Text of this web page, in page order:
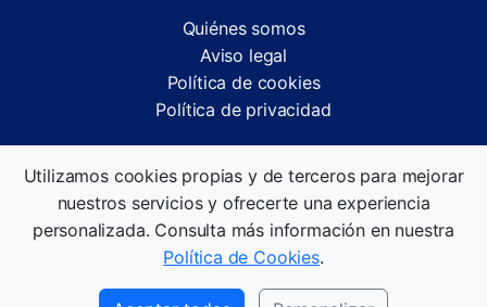
Quiénes somos
Aviso legal
Política de cookies
Política de privacidad
informativas.
©2026 Comparandonos. Todos los derechos reservados.
Utilizamos cookies propias y de terceros para mejorar
nuestros servicios y ofrecerte una experiencia
personalizada. Consulta más información en nuestra
Política de Cookies.